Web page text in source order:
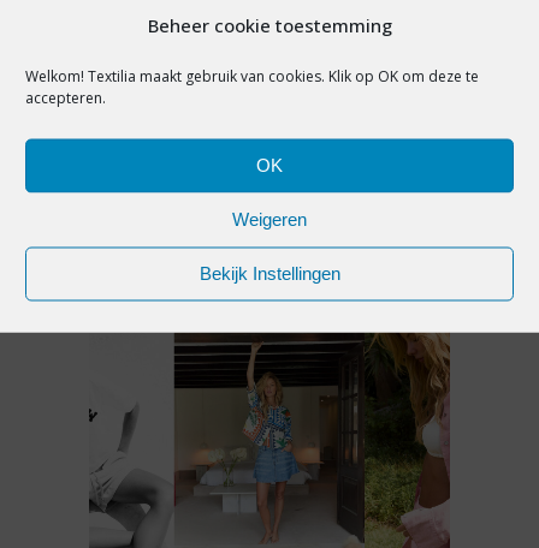
Beheer cookie toestemming
Welkom! Textilia maakt gebruik van cookies. Klik op OK om deze te
accepteren.
OK
Weigeren
Bekijk Instellingen
ADVERTORIAL
INSCHRIJVING GEOPEND:
21 april 2026